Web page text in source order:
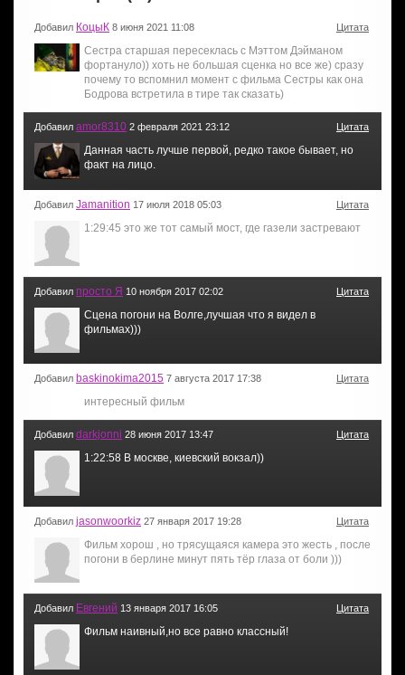
Добавил КоцыК 8 июня 2021 11:08 Цитата
Сестра старшая пересеклась с Мэттом Дэйманом
фортануло)) хоть не большая сценка но все же) сразу
почему то вспомнил момент с фильма Сестры как она
Бодрова встретила в тире так сказать)
Добавил amor8310 2 февраля 2021 23:12 Цитата
Данная часть лучше первой, редко такое бывает, но
факт на лицо.
Добавил Jamanition 17 июля 2018 05:03 Цитата
1:29:45 это же тот самый мост, где газели застревают
Добавил просто Я 10 ноября 2017 02:02 Цитата
Сцена погони на Волге,лучшая что я видел в
фильмах)))
Добавил baskinokima2015 7 августа 2017 17:38 Цитата
интересный фильм
Добавил darkjonni 28 июня 2017 13:47 Цитата
1:22:58 В москве, киевский вокзал))
Добавил jasonwoorkiz 27 января 2017 19:28 Цитата
Фильм хорош , но трясущаяся камера это жесть , после
погони в берлине минут пять тёр глаза от боли )))
Добавил Евгений 13 января 2017 16:05 Цитата
Фильм наивный,но все равно классный!